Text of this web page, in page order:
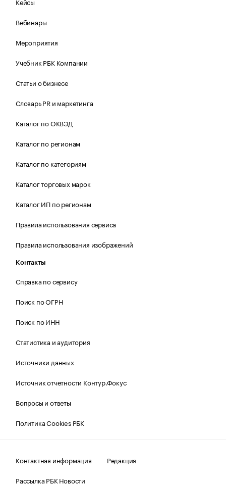
Вебинары
Мероприятия
Учебник РБК Компании
Статьи о бизнесе
Словарь PR и маркетинга
Каталог по ОКВЭД
Каталог по регионам
Каталог по категориям
Каталог торговых марок
Каталог ИП по регионам
Правила использования сервиса
Правила использования изображений
Контакты
Справка по сервису
Поиск по ОГРН
Поиск по ИНН
Статистика и аудитория
Источники данных
Источник отчетности Контур.Фокус
Вопросы и ответы
Политика Cookies РБК
Контактная информация
Редакция
Рассылка РБК Новости